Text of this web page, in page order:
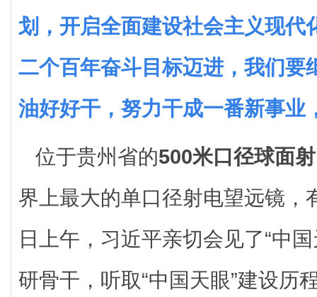
划，开启全面建设社会主义现代
二个百年奋斗目标迈进，我们要
油好好干，努力干成一番新事业
位于贵州省的500米口径球面
界上最大的单口径射电望远镜，
日上午，习近平亲切会见了“中
研骨干，听取“中国天眼”建设历